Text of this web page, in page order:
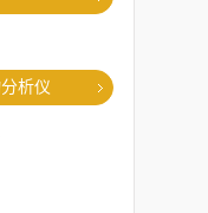
析仪